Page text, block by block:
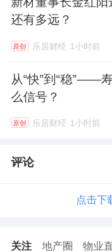
还有多远？
原创 乐居财经 1小时前
从“快”到“稳”——
么信号？
原创 乐居财经 1小时前
评论
点击下
关注 地产圈 物业